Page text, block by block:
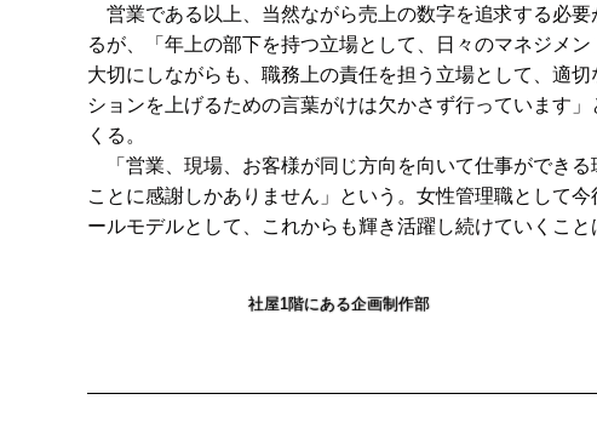
営業である以上、当然ながら売上の数字を追求する必
るが、「年上の部下を持つ立場として、日々のマネジメ
大切にしながらも、職務上の責任を担う立場として、適
ションを上げるための言葉がけは欠かさず行っています
くる。
「営業、現場、お客様が同じ方向を向いて仕事ができ
ことに感謝しかありません」という。女性管理職として
ールモデルとして、これからも輝き活躍し続けていくこと
社屋1階にある企画制作部